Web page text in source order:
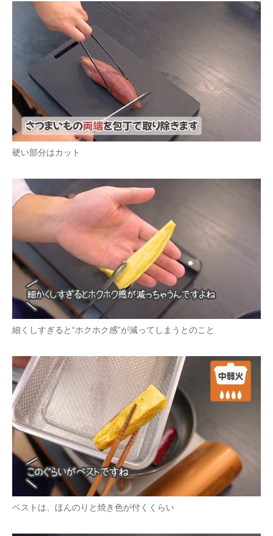
硬い部分はカット
細くしすぎると“ホクホク感”が減ってしまうとのこと
ベストは、ほんのりと焼き色が付くくらい